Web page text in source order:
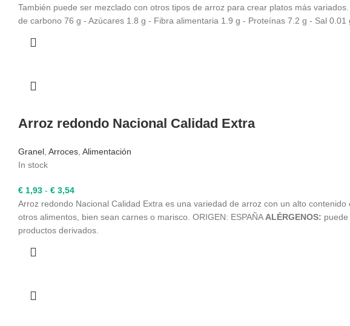
€ 9,36
hasta
También puede ser mezclado con otros tipos de arroz para crear platos más
de carbono 76 g - Azúcares 1.8 g - Fibra alimentaria 1.9 g - Proteínas 7.2 g - Sal 0.01
Arroz redondo Nacional Calidad Extra
Granel Arroces Alimentación
In stock
€ 1,93 - € 3,54Rango
de
precios:
desde
Arroz redondo Nacional Calidad Extra es una variedad de arroz con un alto
otros alimentos, bien sean carnes o marisco. ORIGEN: ESPAÑA ALÉRGENOS:
productos derivados.